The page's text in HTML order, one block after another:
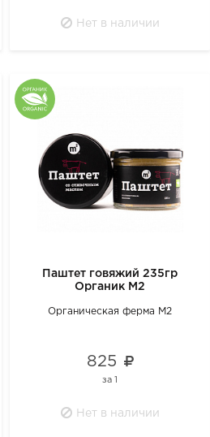
Нет в наличии
Паштет говяжий 235гр
Органик М2
Органическая ферма М2
825
за1
Нет в наличии